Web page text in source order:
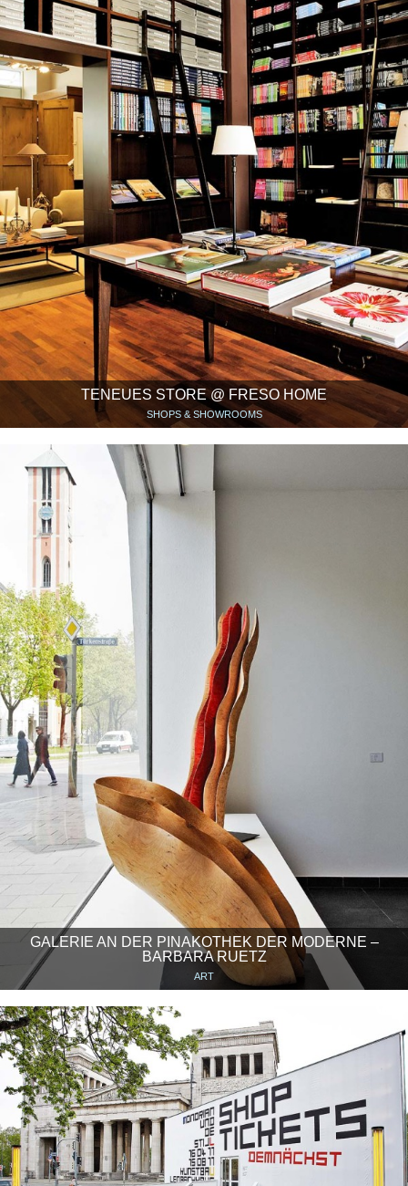
TENEUES STORE @ FRESO HOME
SHOPS & SHOWROOMS
GALERIE AN DER PINAKOTHEK DER MODERNE –
BARBARA RUETZ
ART